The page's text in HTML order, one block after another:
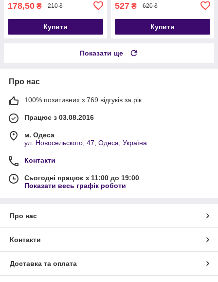
178,50 ₴ 210 ₴
Купити
527 ₴ 620 ₴
Купити
Показати ще
Про нас
100% позитивних з 769 відгуків за рік
Працює з 03.08.2016
м. Одеса
ул. Новосельского, 47, Одеса, Україна
Контакти
Сьогодні працює з 11:00 до 19:00
Показати весь графік роботи
Про нас
Контакти
Доставка та оплата